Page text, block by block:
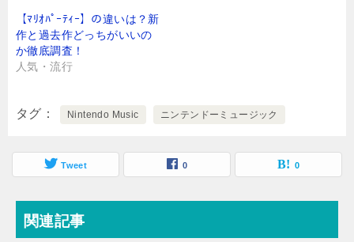
【ﾏﾘｵﾊﾟｰﾃｨｰ】の違いは？新
作と過去作どっちがいいの
か徹底調査！
人気・流行
タグ Nintendo Music ニンテンドーミュージック
Tweet 0 0
関連記事